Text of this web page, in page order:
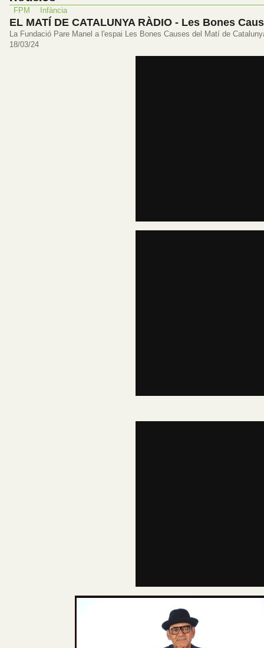
FPM Infància
EL MATÍ DE CATALUNYA RÀDIO - Les Bones
La Fundació Pare Manel a l'espai Les Bones Causes del Matí de
18/03/24